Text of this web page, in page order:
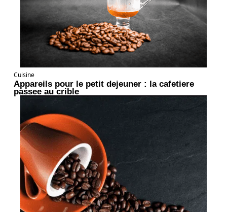
Cuisine
Appareils pour le petit dejeuner : la cafetiere
passee au crible